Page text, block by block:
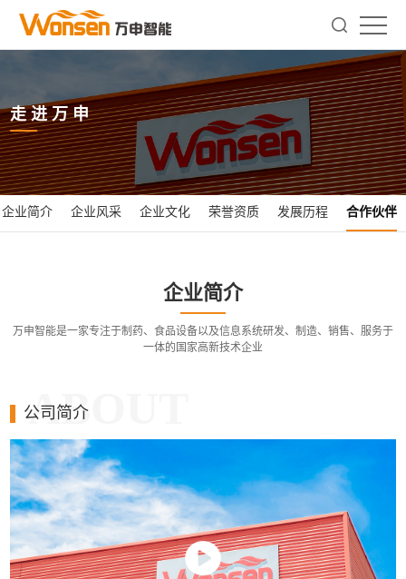
走进万申
企业简介 企业风采 企业文化 荣誉资质 发展历程 合作伙伴
企业简介
万申智能是一家专注于制药、食品设备以及信息系统研发、制造、销售、服务于
一体的国家高新技术企业
公司简介
ABOUT